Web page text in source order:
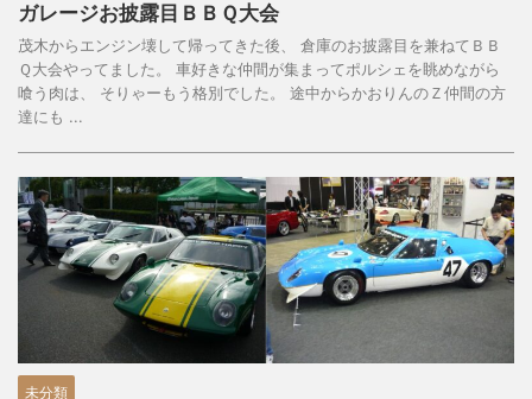
ガレージお披露目ＢＢＱ大会
茂木からエンジン壊して帰ってきた後、 倉庫のお披露目を兼ねてＢＢ
Ｑ大会やってました。 車好きな仲間が集まってポルシェを眺めながら
喰う肉は、 そりゃーもう格別でした。 途中からかおりんのＺ仲間の方
達にも ...
未分類